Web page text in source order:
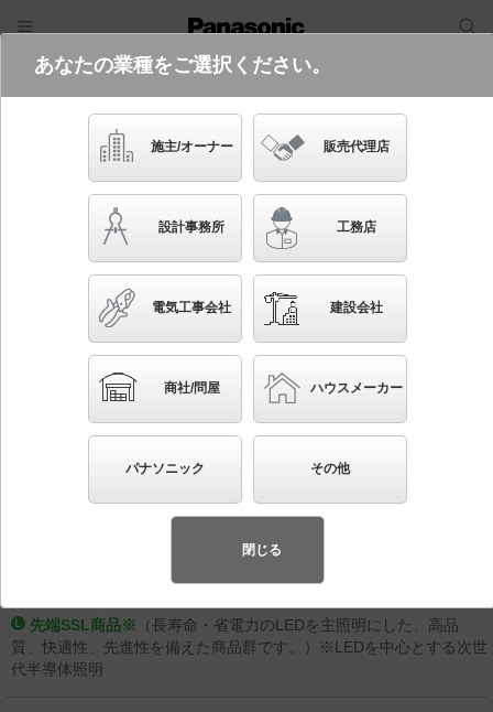
電気・建築設備（ビジネス）
フリーワード
品番・キーワード
かんたん照度計算
NNLK42764J+NNFK42230+N
EL4500HW LA9
(高効率OAコンフォート（アルミルー
バ）CLASSⅢ・フリーコンフォートタ
イプ・省エネタイプ・5200 lmタイ
プ・白色)
起動方式違いの商品を見る
型調光タイプ（ライコン別売） フリーコンフォート
Hf蛍光灯32形定格出力型2灯器具相当／Hf蛍光灯63形定
格出力型1灯器具相当 Hf32形定格出力型2灯／Hf63形定
格出力型・5200 lm
先端SSL商品※ （長寿命・省電力のLEDを主照明にした、高品
質、快適性、先進性を備えた商品群です。）※LEDを中心とする次世
代半導体照明
あなたの業種をご選択ください。
施主/オーナー 販売代理店
設計事務所 工務店
電気工事会社 建設会社
商社/問屋 ハウスメーカー
パナソニック その他
閉じる